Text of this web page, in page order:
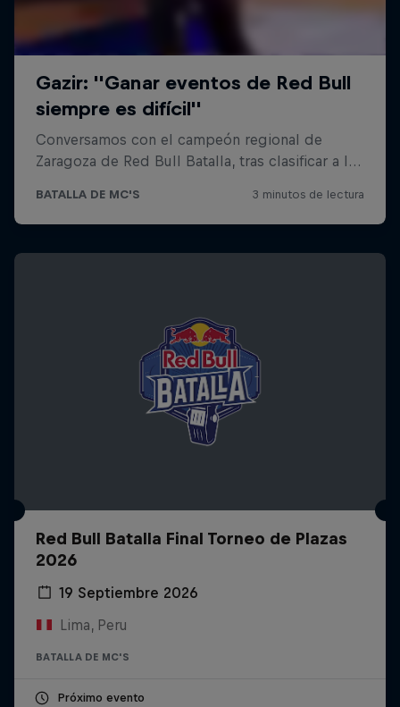
Red Bull Batalla Final Torneo de Plazas
2026
19 Septiembre 2026
Lima, Peru
BATALLA DE MC'S
Próximo evento